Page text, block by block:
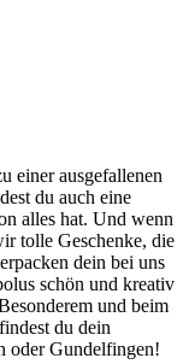
einer ausgefallenen
du auch eine
alles hat. Und wenn
tolle Geschenke, die
dein bei uns
schön und kreativ
und beim
du dein
oder Gundelfingen!